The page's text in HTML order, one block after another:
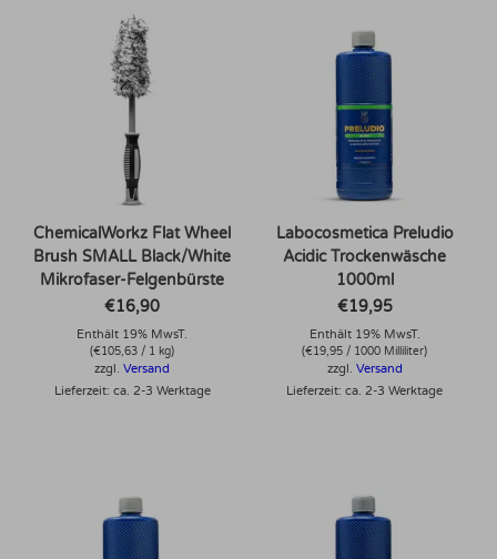
ChemicalWorkz Flat Wheel
Brush SMALL Black/White
Mikrofaser-Felgenbürste
€16,90
Enthält 19% MwsT.
(€105,63 / 1 kg)
zzgl.Versand
Lieferzeit: ca. 2-3 Werktage
Labocosmetica Preludio
Acidic Trockenwäsche
1000ml
€19,95
Enthält 19% MwsT.
(€19,95 / 1000 Milliliter)
zzgl. Versand
Lieferzeit: ca. 2-3 Werktage